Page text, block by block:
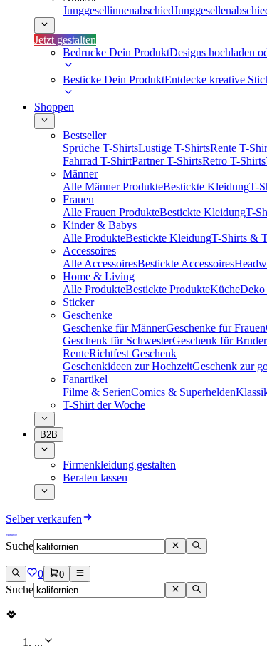
Junggesellinnenabschied
Jetzt gestalten
Bedrucke Dein ProduktDesigns hochladen
Besticke Dein ProduktEntdecke kreative
Shoppen
Bestseller
Sprüche T-ShirtsLustige T-ShirtsRente T-
Fahrrad T-ShirtPartner T-ShirtsRetro T-Shirts
Männer
Alle Männer ProdukteBestickte KleidungT-
Frauen
Alle Frauen ProdukteBestickte KleidungT-
Kinder & Babys
Alle ProdukteBestickte KleidungT-Shirts &
Accessoires
Alle AccessoiresBestickte Accessoires
Home & Living
Alle ProdukteBestickte ProdukteKüche
Sticker
Geschenke
Geschenke für MännerGeschenke für Frauen
Geschenk für SchwesterGeschenk für Bruder
RenteRichtfest Geschenk
Geschenkideen zur HochzeitGeschenk zur
Fanartikel
Filme & SerienComics & Superhelden
T-Shirt der Woche
B2B
Firmenkleidung gestalten
Beraten lassen
Selber verkaufen
Suche
0 0
Suche
...